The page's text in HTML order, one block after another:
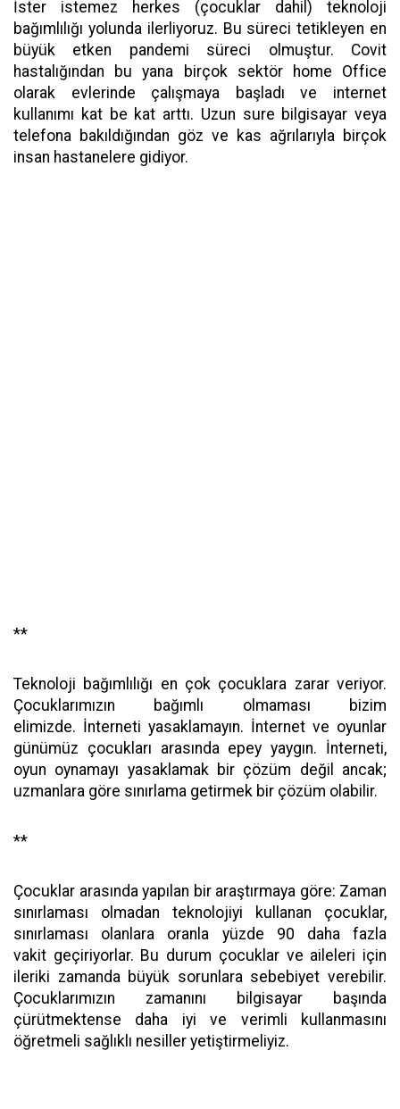
İster istemez herkes (çocuklar dahil) teknoloji
bağımlılığı yolunda ilerliyoruz. Bu süreci tetikleyen en
büyük etken pandemi süreci olmuştur. Covit
hastalığından bu yana birçok sektör home Office
olarak evlerinde çalışmaya başladı ve internet
kullanımı kat be kat arttı. Uzun sure bilgisayar veya
telefona bakıldığından göz ve kas ağrılarıyla birçok
insan hastanelere gidiyor.
**
Teknoloji bağımlılığı en çok çocuklara zarar veriyor.
Çocuklarımızın bağımlı olmaması bizim
elimizde. İnterneti yasaklamayın. İnternet ve oyunlar
günümüz çocukları arasında epey yaygın. İnterneti,
oyun oynamayı yasaklamak bir çözüm değil ancak;
uzmanlara göre sınırlama getirmek bir çözüm olabilir.
**
Çocuklar arasında yapılan bir araştırmaya göre: Zaman
sınırlaması olmadan teknolojiyi kullanan çocuklar,
sınırlaması olanlara oranla yüzde 90 daha fazla
vakit geçiriyorlar. Bu durum çocuklar ve aileleri için
ileriki zamanda büyük sorunlara sebebiyet verebilir.
Çocuklarımızın zamanını bilgisayar başında
çürütmektense daha iyi ve verimli kullanmasını
öğretmeli sağlıklı nesiller yetiştirmeliyiz.